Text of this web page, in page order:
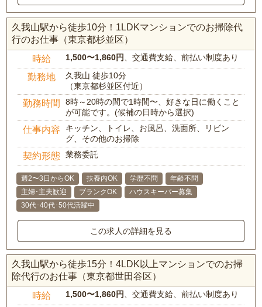
久我山駅から徒歩10分！1LDKマンションでのお掃除代
行のお仕事（東京都杉並区）
時給 1,500〜1,860円、交通費支給、前払い制度あり
勤務地
久我山 徒歩10分
（東京都杉並区付近）
勤務時間
8時～20時の間で1時間〜、好きな日に働くこと
が可能です。(候補の日時から選択)
仕事内容
キッチン、トイレ、お風呂、洗面所、リビン
グ、その他のお掃除
契約形態 業務委託
週2〜3日からOK 扶養内OK 学歴不問
年齢不問
主婦･主夫歓迎
ブランクOK
ハウスキーパー募集
30代･40代･50代活躍中
この求人の詳細を見る
久我山駅から徒歩15分！4LDK以上マンションでのお掃
除代行のお仕事（東京都世田谷区）
時給 1,500〜1,860円、交通費支給、前払い制度あり